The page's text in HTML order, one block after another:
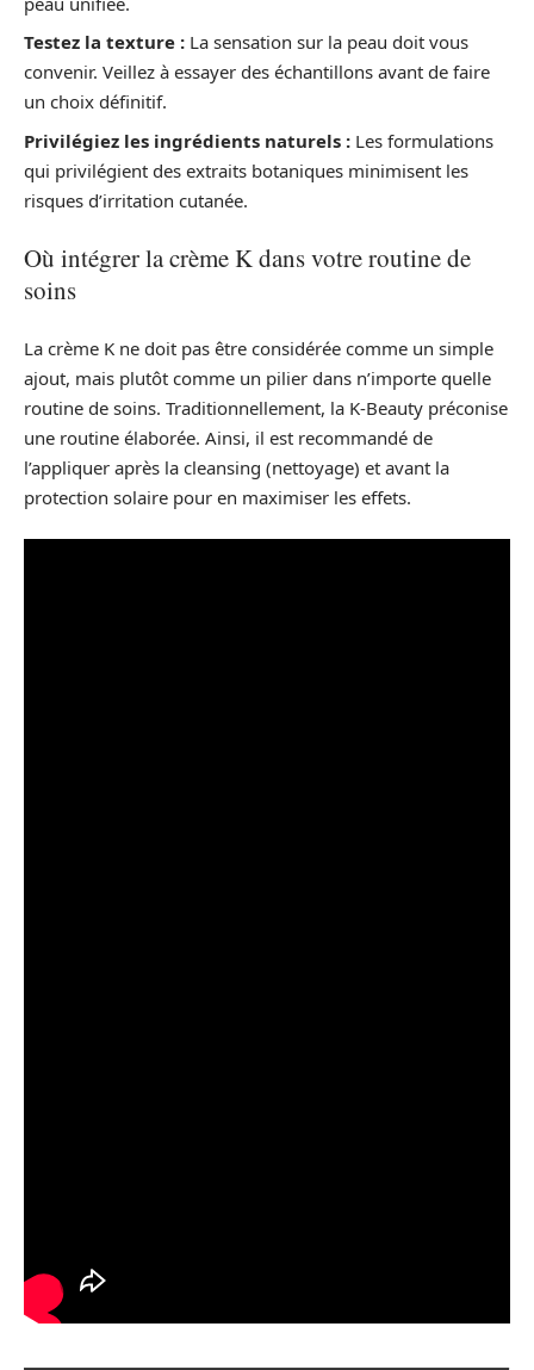
Testez la texture : La sensation sur la peau doit vous
convenir. Veillez à essayer des échantillons avant de faire
un choix définitif.
Privilégiez les ingrédients naturels : Les formulations
qui privilégient des extraits botaniques minimisent les
risques d’irritation cutanée.
Où intégrer la crème K dans votre routine de
soins
La crème K ne doit pas être considérée comme un simple
ajout, mais plutôt comme un pilier dans n’importe quelle
routine de soins. Traditionnellement, la K-Beauty préconise
une routine élaborée. Ainsi, il est recommandé de
l’appliquer après la cleansing (nettoyage) et avant la
protection solaire pour en maximiser les effets.